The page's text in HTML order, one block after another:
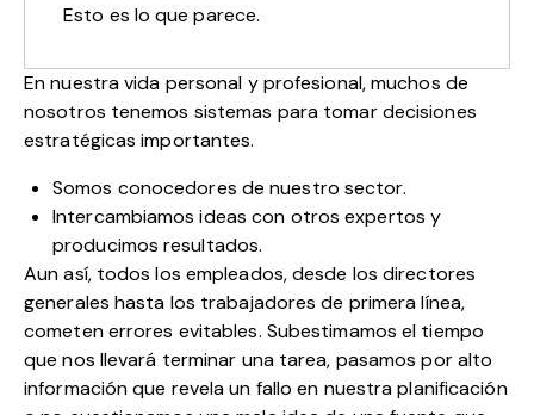
Esto es lo que parece.
En nuestra vida personal y profesional, muchos de
nosotros tenemos sistemas para tomar decisiones
estratégicas importantes.
Somos conocedores de nuestro sector.
Intercambiamos ideas con otros expertos y
producimos resultados.
Aun así, todos los empleados, desde los directores
generales hasta los trabajadores de primera línea,
cometen errores evitables. Subestimamos el tiempo
que nos llevará terminar una tarea, pasamos por alto
información que revela un fallo en nuestra planificación